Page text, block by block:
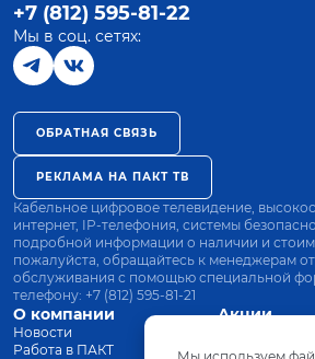
О компании
Новости
Работа в ПАКТ
Акции
Оплата
+7 (812) 595-81-22
Мы в соц. сетях:
ОБРАТНАЯ СВЯЗЬ
РЕКЛАМА НА ПАКТ ТВ
Кабельное цифровое телевидение,
интернет, IP-телефония, системы
подробной информации о наличии и
пожалуйста, обращайтесь к менеджерам
обслуживания с помощью специальной
телефону: +7 (812) 595-81-21